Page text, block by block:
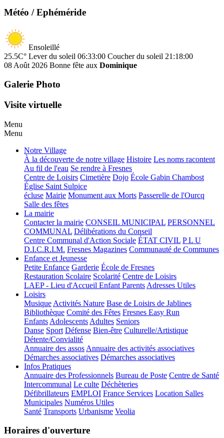
Météo / Ephéméride
Ensoleillé
25.5C° Lever du soleil 06:33:00 Coucher du soleil 21:18:00
08 Août 2026 Bonne fête aux Dominique
Galerie Photo
Visite virtuelle
Menu
Menu
Notre Village
À la découverte de notre village Histoire Les noms racontent
Au fil de l'eau Se rendre à Fresnes
Centre de Loisirs Cimetière Dojo École Gabin Chambost
Église Saint Sulpice
écluse Mairie Monument aux Morts Passerelle de l'Ourcq
Salle des fêtes
La mairie
Contacter la mairie CONSEIL MUNICIPAL PERSONNEL
COMMUNAL Délibérations du Conseil
Centre Communal d'Action Sociale ÉTAT CIVIL P L U
D.I.C.R.I.M. Fresnes Magazines Communauté de Communes
Enfance et Jeunesse
Petite Enfance Garderie École de Fresnes
Restauration Scolaire Scolarité Centre de Loisirs
LAEP - Lieu d'Accueil Enfant Parents Adresses Utiles
Loisirs
Musique Activités Nature Base de Loisirs de Jablines
Bibliothèque Comité des Fêtes Fresnes Easy Run
Enfants Adolescents Adultes Seniors
Danse Sport Défense Bien-être Culturelle/Artistique
Détente/Convialité
Annuaire des assos Annuaire des activités associatives
Démarches associatives Démarches associatives
Infos Pratiques
Annuaire des Professionnels Bureau de Poste Centre de Santé
Intercommunal Le culte Déchèteries
Défibrillateurs EMPLOI France Services Location Salles
Municipales Numéros Utiles
Santé Transports Urbanisme Veolia
Horaires d'ouverture